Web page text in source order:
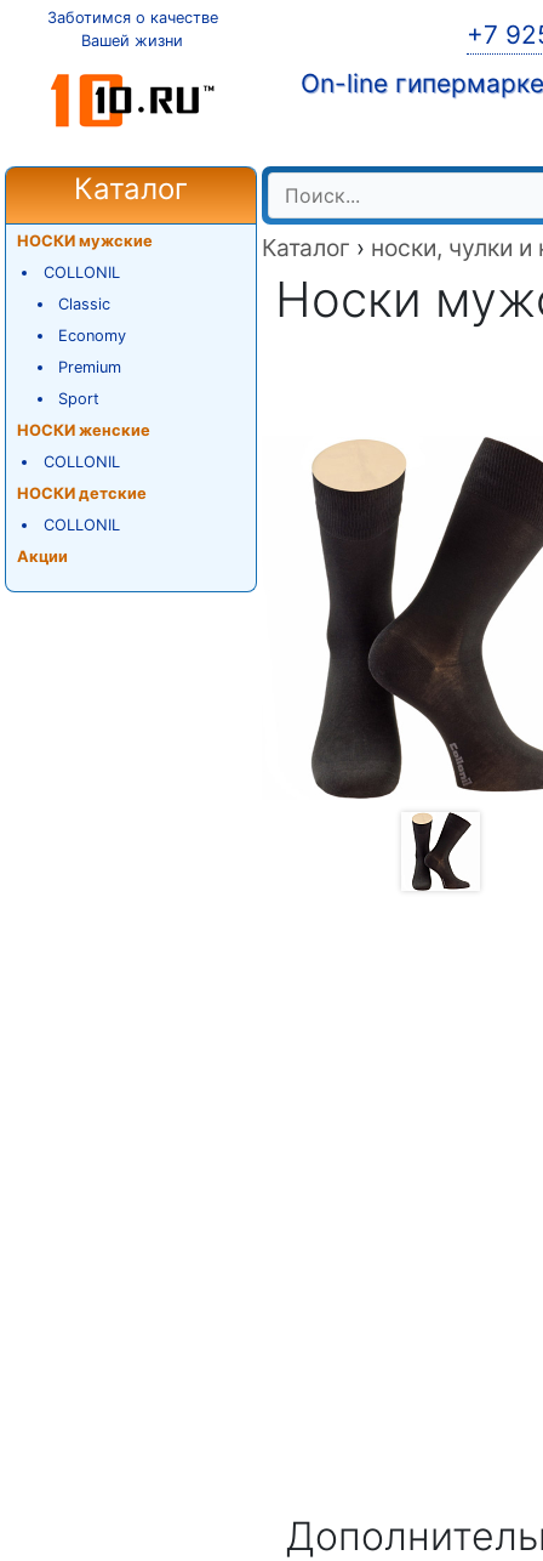
Заботимся о качестве
Вашей жизни
+7
On-line
Каталог
НОСКИ мужские
COLLONIL
Classic
Economy
Premium
Sport
НОСКИ женские
COLLONIL
НОСКИ детские
COLLONIL
Акции
Каталог › носки, чулки и
Носки